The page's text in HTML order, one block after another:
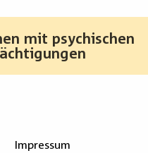
mit psychischen
Impressum